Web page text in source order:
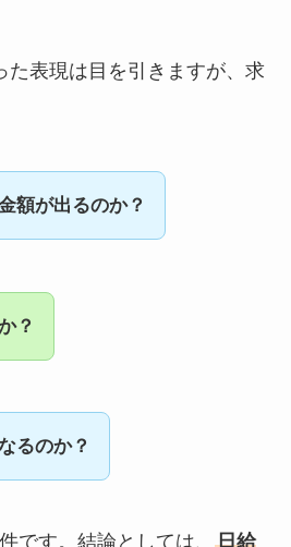
た表現は目を引きますが、求
額が出るのか？
？
るのか？
です。結論としては、 日給